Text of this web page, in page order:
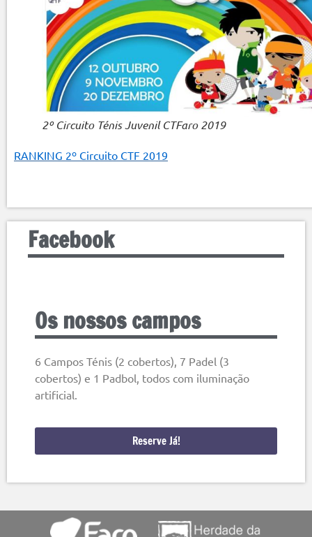
2º Circuito Ténis Juvenil CTFaro 2019
RANKING 2º Circuito CTF 2019
Facebook
Os nossos campos
6 Campos Ténis (2 cobertos), 7 Padel (3
cobertos) e 1 Padbol, todos com iluminação
artificial.
Reserve Já!